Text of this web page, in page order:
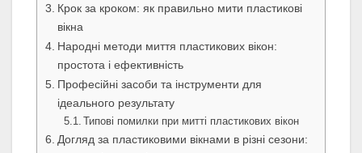
Крок за кроком: як правильно мити пластикові
вікна
Народні методи миття пластикових вікон:
простота і ефективність
Професійні засоби та інструменти для
ідеального результату
Типові помилки при митті пластикових вікон
Догляд за пластиковими вікнами в різні сезони: